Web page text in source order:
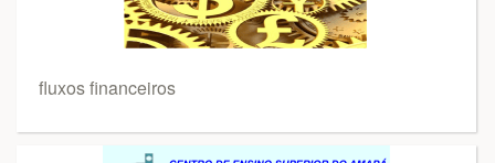
fluxos financeiros